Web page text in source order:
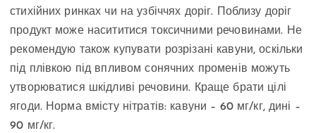
стихійних ринках чи на узбіччях доріг. Поблизу доріг
продукт може насититися токсичними речовинами. Не
рекомендую також купувати розрізані кавуни, оскільки
під плівкою під впливом сонячних променів можуть
утворюватися шкідливі речовини. Краще брати цілі
ягоди. Норма вмісту нітратів: кавуни – 60 мг/кг, дині –
90 мг/кг.